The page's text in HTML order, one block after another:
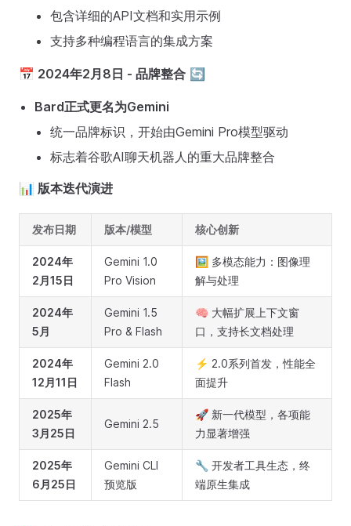
包含详细的API文档和实用示例
支持多种编程语言的集成方案
📅 2024年2月8日 - 品牌整合 🔄
Bard正式更名为Gemini
统一品牌标识，开始由Gemini Pro模型驱动
标志着谷歌AI聊天机器人的重大品牌整合
📊 版本迭代演进
发布日期 版本/模型 核心创新
2024年
2月15日
Gemini 1.0
Pro Vision
🖼️ 多模态能力：图像理
解与处理
2024年
5月
Gemini 1.5
Pro & Flash
🧠 大幅扩展上下文窗
口，支持长文档处理
2024年
12月11日
Gemini 2.0
Flash
⚡ 2.0系列首发，性能全
面提升
2025年
3月25日
Gemini 2.5
🚀 新一代模型，各项能
力显著增强
2025年
6月25日
Gemini CLI
预览版
🔧 开发者工具生态，终
端原生集成